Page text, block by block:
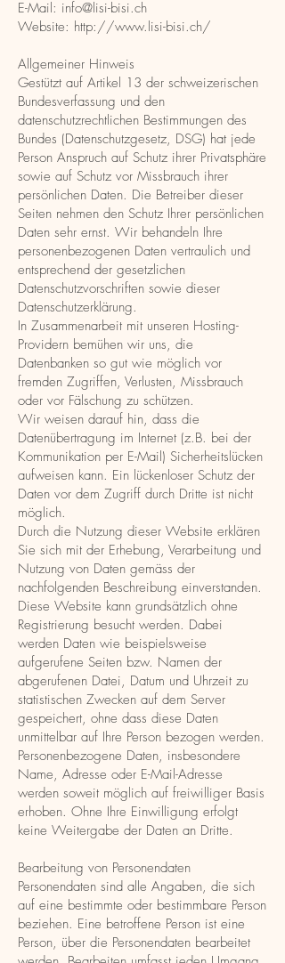
E-Mail: info@lisi-bisi.ch
Website: http://www.lisi-bisi.ch/
Allgemeiner Hinweis
Gestützt auf Artikel 13 der schweizerischen
Bundesverfassung und den
datenschutzrechtlichen Bestimmungen des
Bundes (Datenschutzgesetz, DSG) hat jede
Person Anspruch auf Schutz ihrer Privatsphäre
sowie auf Schutz vor Missbrauch ihrer
persönlichen Daten. Die Betreiber dieser
Seiten nehmen den Schutz Ihrer persönlichen
Daten sehr ernst. Wir behandeln Ihre
personenbezogenen Daten vertraulich und
entsprechend der gesetzlichen
Datenschutzvorschriften sowie dieser
Datenschutzerklärung.
In Zusammenarbeit mit unseren Hosting-
Providern bemühen wir uns, die
Datenbanken so gut wie möglich vor
fremden Zugriffen, Verlusten, Missbrauch
oder vor Fälschung zu schützen.
Wir weisen darauf hin, dass die
Datenübertragung im Internet (z.B. bei der
Kommunikation per E-Mail) Sicherheitslücken
aufweisen kann. Ein lückenloser Schutz der
Daten vor dem Zugriff durch Dritte ist nicht
möglich.
Durch die Nutzung dieser Website erklären
Sie sich mit der Erhebung, Verarbeitung und
Nutzung von Daten gemäss der
nachfolgenden Beschreibung einverstanden.
Diese Website kann grundsätzlich ohne
Registrierung besucht werden. Dabei
werden Daten wie beispielsweise
aufgerufene Seiten bzw. Namen der
abgerufenen Datei, Datum und Uhrzeit zu
statistischen Zwecken auf dem Server
gespeichert, ohne dass diese Daten
unmittelbar auf Ihre Person bezogen werden.
Personenbezogene Daten, insbesondere
Name, Adresse oder E-Mail-Adresse
werden soweit möglich auf freiwilliger Basis
erhoben. Ohne Ihre Einwilligung erfolgt
keine Weitergabe der Daten an Dritte.
Bearbeitung von Personendaten
Personendaten sind alle Angaben, die sich
auf eine bestimmte oder bestimmbare Person
beziehen. Eine betroffene Person ist eine
Person, über die Personendaten bearbeitet